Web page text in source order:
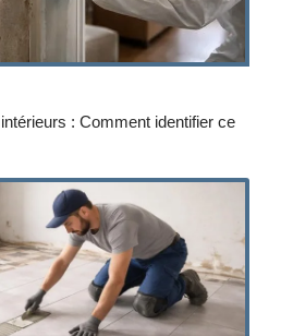
: Comment identifier ce